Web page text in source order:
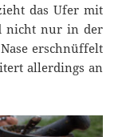
das Ufer mit
nicht nur in der
erschnüffelt
allerdings an